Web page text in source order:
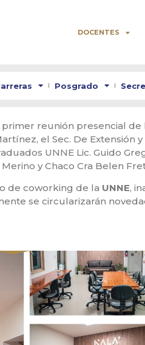
DOCENTES
Posgrado
primer reunión presencial de
el Sec. De Extensión
UNNE Lic. Guido
Merino y Chaco Cra Belen
de coworking de la UNNE,
se circularizarán